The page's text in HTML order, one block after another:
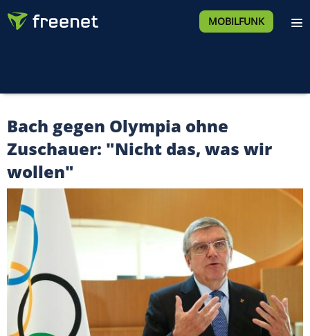
MOBILFUNK
Bach gegen Olympia ohne
Zuschauer: "Nicht das, was wir
wollen"